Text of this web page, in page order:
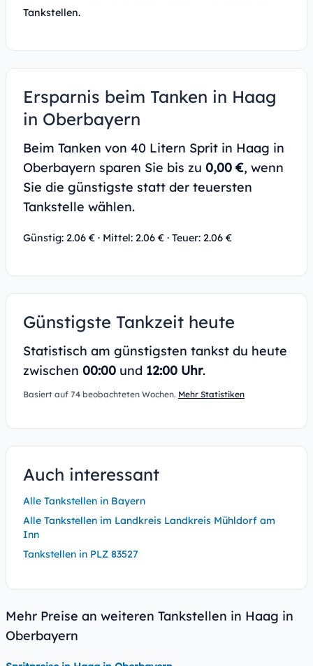
Tankstellen.
Ersparnis beim Tanken in Haag
in Oberbayern
Beim Tanken von 40 Litern Sprit in Haag in
Oberbayern sparen Sie bis zu 0,00 €, wenn
Sie die günstigste statt der teuersten
Tankstelle wählen.
Günstig: 2.06 € · Mittel: 2.06 € · Teuer: 2.06 €
Günstigste Tankzeit heute
Statistisch am günstigsten tankst du heute
zwischen 00:00 und 12:00 Uhr.
Basiert auf 74 beobachteten Wochen. Mehr Statistiken
Auch interessant
Alle Tankstellen in Bayern
Alle Tankstellen im Landkreis Landkreis Mühldorf am
Inn
Tankstellen in PLZ 83527
Mehr Preise an weiteren Tankstellen in Haag in
Oberbayern